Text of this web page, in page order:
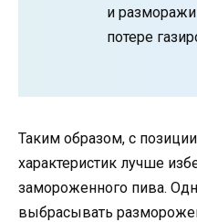
и
потере
Таким образом, с
характеристик лучше
замороженного пива.
выбрасывать